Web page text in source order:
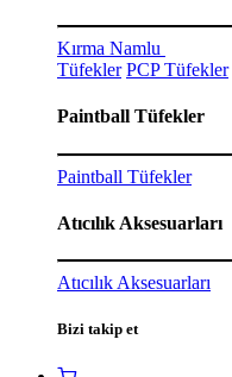
Kırma Namlu
Tüfekler PCP Tüfekler
Paintball Tüfekler
Paintball Tüfekler
Atıcılık Aksesuarları
Atıcılık Aksesuarları
Bizi takip et